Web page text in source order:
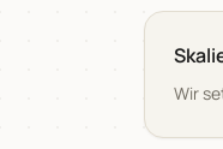
Wir